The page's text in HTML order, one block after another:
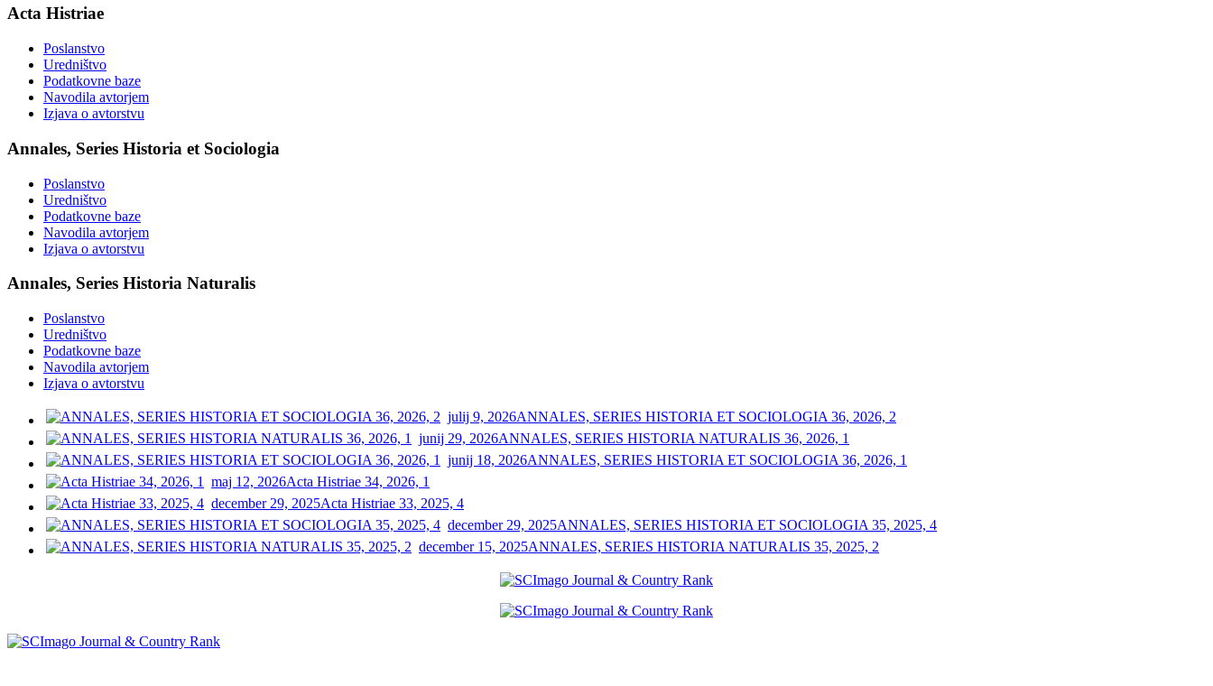
Acta Histriae
Poslanstvo
Uredništvo
Podatkovne baze
Navodila avtorjem
Izjava o avtorstvu
Annales, Series Historia et Sociologia
Poslanstvo
Uredništvo
Podatkovne baze
Navodila avtorjem
Izjava o avtorstvu
Annales, Series Historia Naturalis
Poslanstvo
Uredništvo
Podatkovne baze
Navodila avtorjem
Izjava o avtorstvu
julij 9, 2026ANNALES, SERIES HISTORIA ET SOCIOLOGIA 36, 2026, 2
junij 29, 2026ANNALES, SERIES HISTORIA NATURALIS 36, 2026, 1
junij 18, 2026ANNALES, SERIES HISTORIA ET SOCIOLOGIA 36, 2026, 1
maj 12, 2026Acta Histriae 34, 2026, 1
december 29, 2025Acta Histriae 33, 2025, 4
december 29, 2025ANNALES, SERIES HISTORIA ET SOCIOLOGIA 35, 2025, 4
december 15, 2025ANNALES, SERIES HISTORIA NATURALIS 35, 2025, 2